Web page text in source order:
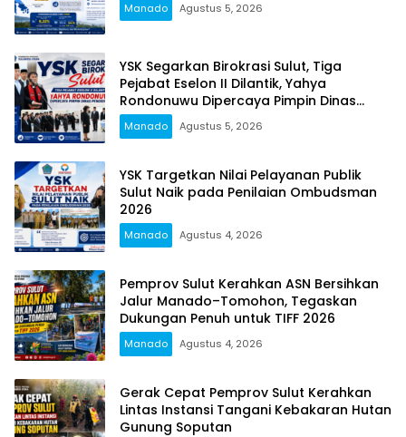
Manado Agustus 5, 2026
YSK Segarkan Birokrasi Sulut, Tiga
Pejabat Eselon II Dilantik, Yahya
Rondonuwu Dipercaya Pimpin Dinas
Pendidikan
Manado Agustus 5, 2026
YSK Targetkan Nilai Pelayanan Publik
Sulut Naik pada Penilaian Ombudsman
2026
Manado Agustus 4, 2026
Pemprov Sulut Kerahkan ASN Bersihkan
Jalur Manado–Tomohon, Tegaskan
Dukungan Penuh untuk TIFF 2026
Manado Agustus 4, 2026
Gerak Cepat Pemprov Sulut Kerahkan
Lintas Instansi Tangani Kebakaran Hutan
Gunung Soputan